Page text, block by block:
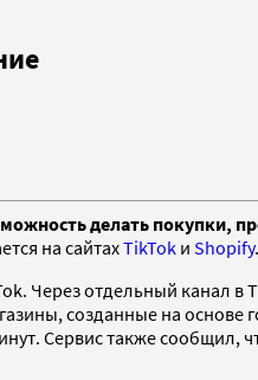
делать покупки,
на сайтахTikTok и Shopify.
Через отдельный канал в
созданные на
Сервис также сообщил,